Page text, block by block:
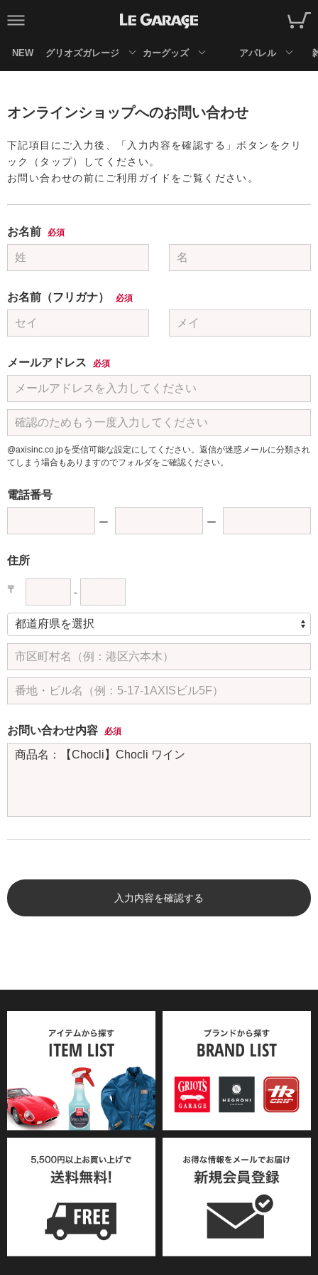
NEW グリオズガレージ カーグッズ アパレル
オンラインショップへのお問い合わせ
下記項目にご入力後、「入力内容を確認する」ボタンをクリ
ック（タップ）してください。
お問い合わせの前にご利用ガイドをご覧ください。
お名前 必須
お名前（フリガナ） 必須
メールアドレス 必須
@axisinc.co.jpを受信可能な設定にしてください。返信が迷惑メールに分類され
てしまう場合もありますのでフォルダをご確認ください。
電話番号
住所
〒 -
お問い合わせ内容 必須
入力内容を確認する